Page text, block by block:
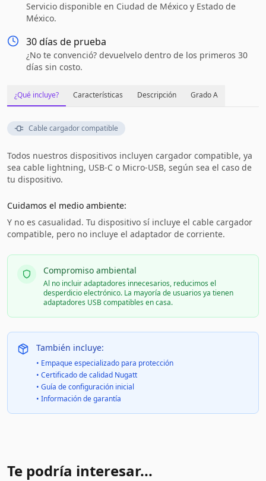
Servicio disponible en Ciudad de México y Estado de
México.
30 días de prueba
¿No te convenció? devuelvelo dentro de los primeros 30
días sin costo.
¿Qué incluye? Características Descripción Grado A
Cable cargador compatible
Todos nuestros dispositivos incluyen cargador compatible, ya
sea cable lightning, USB-C o Micro-USB, según sea el caso de
tu dispositivo.
Cuidamos el medio ambiente:
Y no es casualidad. Tu dispositivo sí incluye el cable cargador
compatible, pero no incluye el adaptador de corriente.
Compromiso ambiental
Al no incluir adaptadores innecesarios, reducimos el
desperdicio electrónico. La mayoría de usuarios ya tienen
adaptadores USB compatibles en casa.
También incluye:
• Empaque especializado para protección
• Certificado de calidad Nugatt
• Guía de configuración inicial
• Información de garantía
Te podría interesar...